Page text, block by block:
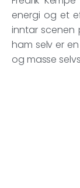
energi og et
inntar
ham selv er
og masse